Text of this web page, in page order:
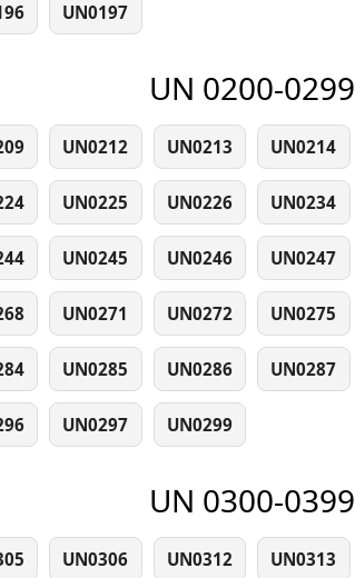
UN0197
UN 0200-0299
UN0212 UN0213 UN0214
UN0225 UN0226 UN0234
UN0245 UN0246 UN0247
UN0271 UN0272 UN0275
UN0285 UN0286 UN0287
UN0297 UN0299
UN 0300-0399
UN0306 UN0312 UN0313